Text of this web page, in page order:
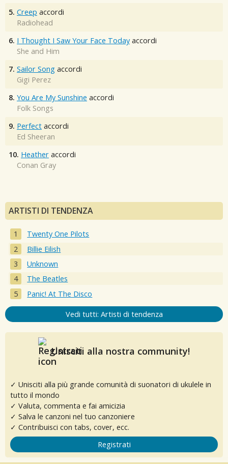
5. Creep accordi
Radiohead
6. I Thought I Saw Your Face Today accordi
She and Him
7. Sailor Song accordi
Gigi Perez
8. You Are My Sunshine accordi
Folk Songs
9. Perfect accordi
Ed Sheeran
10. Heather accordi
Conan Gray
ARTISTI DI TENDENZA
Twenty One Pilots
Billie Eilish
Unknown
The Beatles
Panic! At The Disco
Vedi tutti: Artisti di tendenza
Unisciti alla nostra community!
✓ Unisciti alla più grande comunità di suonatori di ukulele in
tutto il mondo
✓ Valuta, commenta e fai amicizia
✓ Salva le canzoni nel tuo canzoniere
✓ Contribuisci con tabs, cover, ecc.
Registrati